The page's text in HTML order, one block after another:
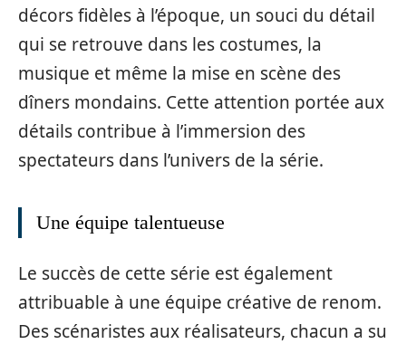
décors fidèles à l’époque, un souci du détail
qui se retrouve dans les costumes, la
musique et même la mise en scène des
dîners mondains. Cette attention portée aux
détails contribue à l’immersion des
spectateurs dans l’univers de la série.
Une équipe talentueuse
Le succès de cette série est également
attribuable à une équipe créative de renom.
Des scénaristes aux réalisateurs, chacun a su